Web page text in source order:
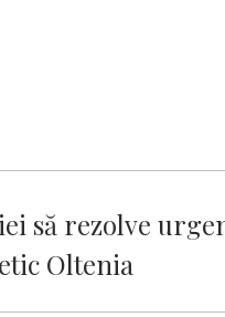
să rezolve
Oltenia